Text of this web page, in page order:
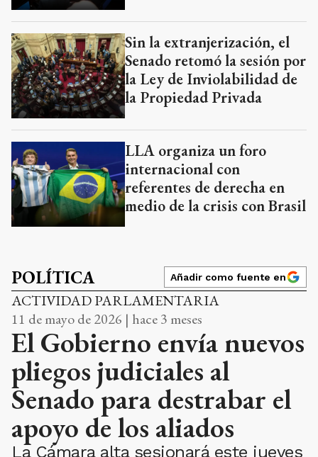
Sin la extranjerización, el
Senado retomó la sesión por
la Ley de Inviolabilidad de
la Propiedad Privada
LLA organiza un foro
internacional con
referentes de derecha en
medio de la crisis con Brasil
POLÍTICA Añadir como fuente en
ACTIVIDAD PARLAMENTARIA
11 de mayo de 2026 | hace 3 meses
El Gobierno envía nuevos
pliegos judiciales al
Senado para destrabar el
apoyo de los aliados
La Cámara alta sesionará este jueves